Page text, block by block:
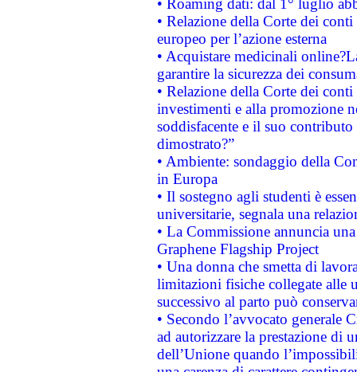
• Roaming dati: dal 1° luglio
• Relazione della Corte dei
europeo per l’azione esterna
• Acquistare medicinali
garantire la sicurezza dei
• Relazione della Corte dei
investimenti e alla promozione
soddisfacente e il suo
dimostrato?”
• Ambiente: sondaggio della
in Europa
• Il sostegno agli studenti è
universitarie, segnala una
• La Commissione annuncia
Graphene Flagship Project
• Una donna che smetta di
limitazioni fisiche collegate alle
successivo al parto può
• Secondo l’avvocato
ad autorizzare la prestazione di
dell’Unione quando